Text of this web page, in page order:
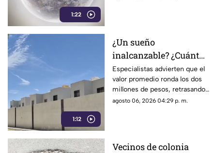
1:22
1:12
¿Un sueño
inalcanzable? ¿Cuánto
cuesta comprar una
casa en La Laguna?
Especialistas advierten que el
valor promedio ronda los dos
millones de pesos, retrasando
considerablemente la edad en
agosto 06, 2026 04:29 p. m.
Vecinos de colonia